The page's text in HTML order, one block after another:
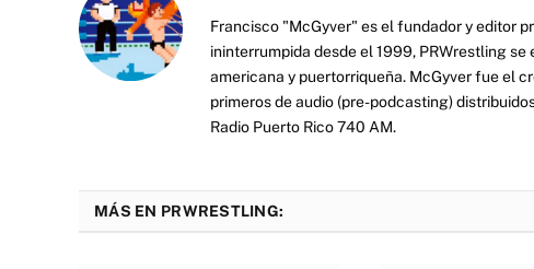
Francisco "McGyver" es el fundador y editor
ininterrumpida desde el 1999, PRWrestling
americana y puertorriqueña. McGyver fue el
primeros de audio (pre-podcasting)
Radio Puerto Rico 740 AM.
MÁS EN PRWRESTLING: